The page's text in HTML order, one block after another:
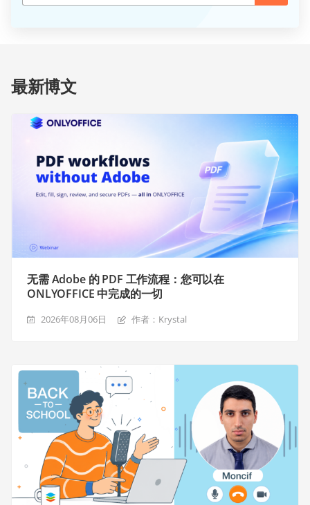
最新博文
无需 Adobe 的 PDF 工作流程：您可以在
ONLYOFFICE 中完成的一切
2026年08月06日 作者：Krystal